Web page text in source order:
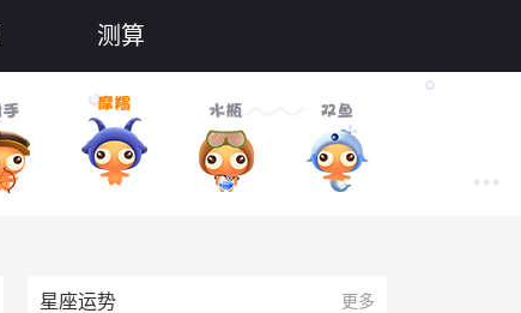
测算
星座运势 更多